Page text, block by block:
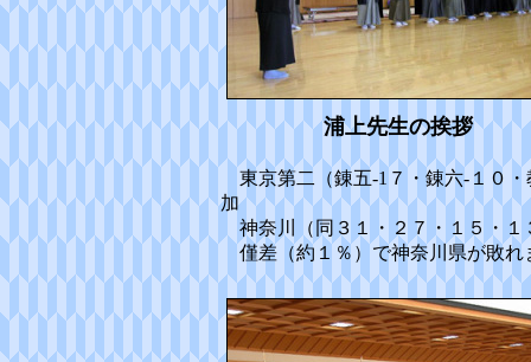
浦上先生の挨拶
東京第二（錬五-1７・錬六-１０・
加
神奈川（同３１・２７・１５・１
僅差（約１％）で神奈川県が敗れ